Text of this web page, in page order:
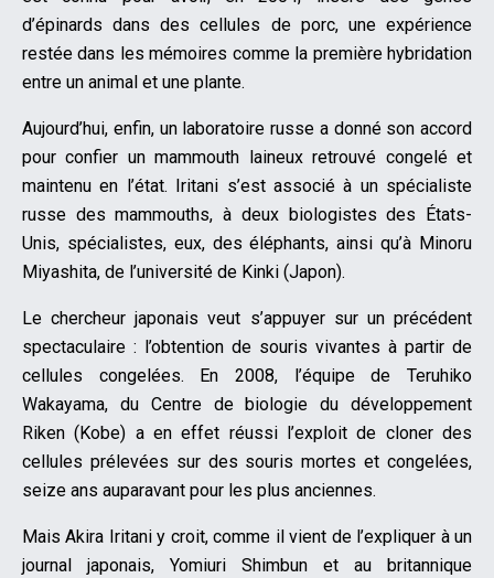
d’épinards dans des cellules de porc, une expérience
restée dans les mémoires comme la première hybridation
entre un animal et une plante.
Aujourd’hui, enfin, un laboratoire russe a donné son accord
pour confier un mammouth laineux retrouvé congelé et
maintenu en l’état. Iritani s’est associé à un spécialiste
russe des mammouths, à deux biologistes des États-
Unis, spécialistes, eux, des éléphants, ainsi qu’à Minoru
Miyashita, de l’université de Kinki (Japon).
Le chercheur japonais veut s’appuyer sur un précédent
spectaculaire : l’obtention de souris vivantes à partir de
cellules congelées. En 2008, l’équipe de Teruhiko
Wakayama, du Centre de biologie du développement
Riken (Kobe) a en effet réussi l’exploit de cloner des
cellules prélevées sur des souris mortes et congelées,
seize ans auparavant pour les plus anciennes.
Mais Akira Iritani y croit, comme il vient de l’expliquer à un
journal japonais, Yomiuri Shimbun et au britannique